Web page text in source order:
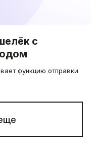
c
функцию отправки